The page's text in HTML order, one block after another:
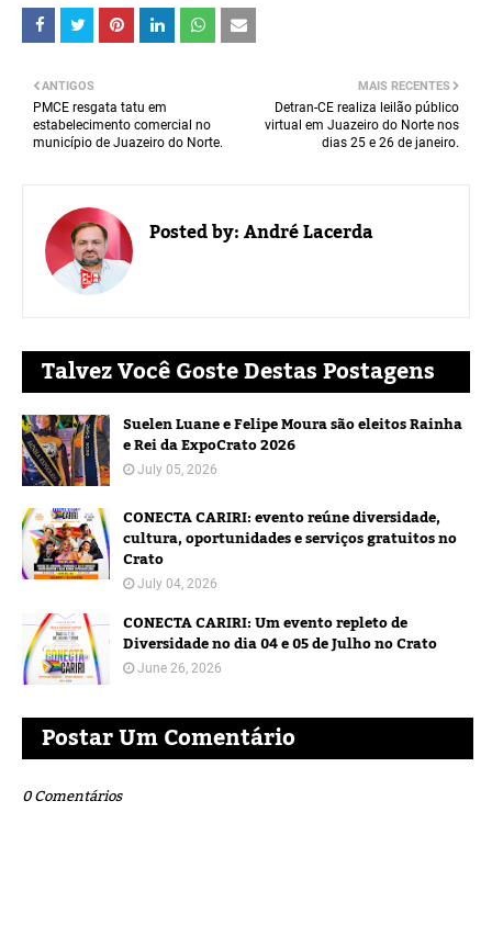
MAIS RECENTES
Detran-CE realiza leilão público
virtual em Juazeiro do Norte nos
dias 25 e 26 de janeiro.
ANTIGOS
PMCE resgata tatu em
estabelecimento comercial no
município de Juazeiro do Norte.
Posted by:André Lacerda
Talvez Você Goste Destas Postagens
Suelen Luane e Felipe Moura são eleitos Rainha
e Rei da ExpoCrato 2026
July 05, 2026
CONECTA CARIRI: evento reúne diversidade,
cultura, oportunidades e serviços gratuitos no
Crato
July 04, 2026
CONECTA CARIRI: Um evento repleto de
Diversidade no dia 04 e 05 de Julho no Crato
June 26, 2026
Postar Um Comentário
0 Comentários